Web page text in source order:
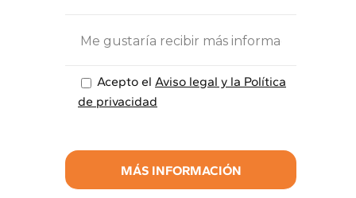
Acepto el Aviso legal y la Política
de privacidad